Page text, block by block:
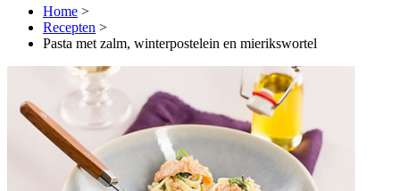
Home >
Recepten >
Pasta met zalm, winterpostelein en mierikswortel